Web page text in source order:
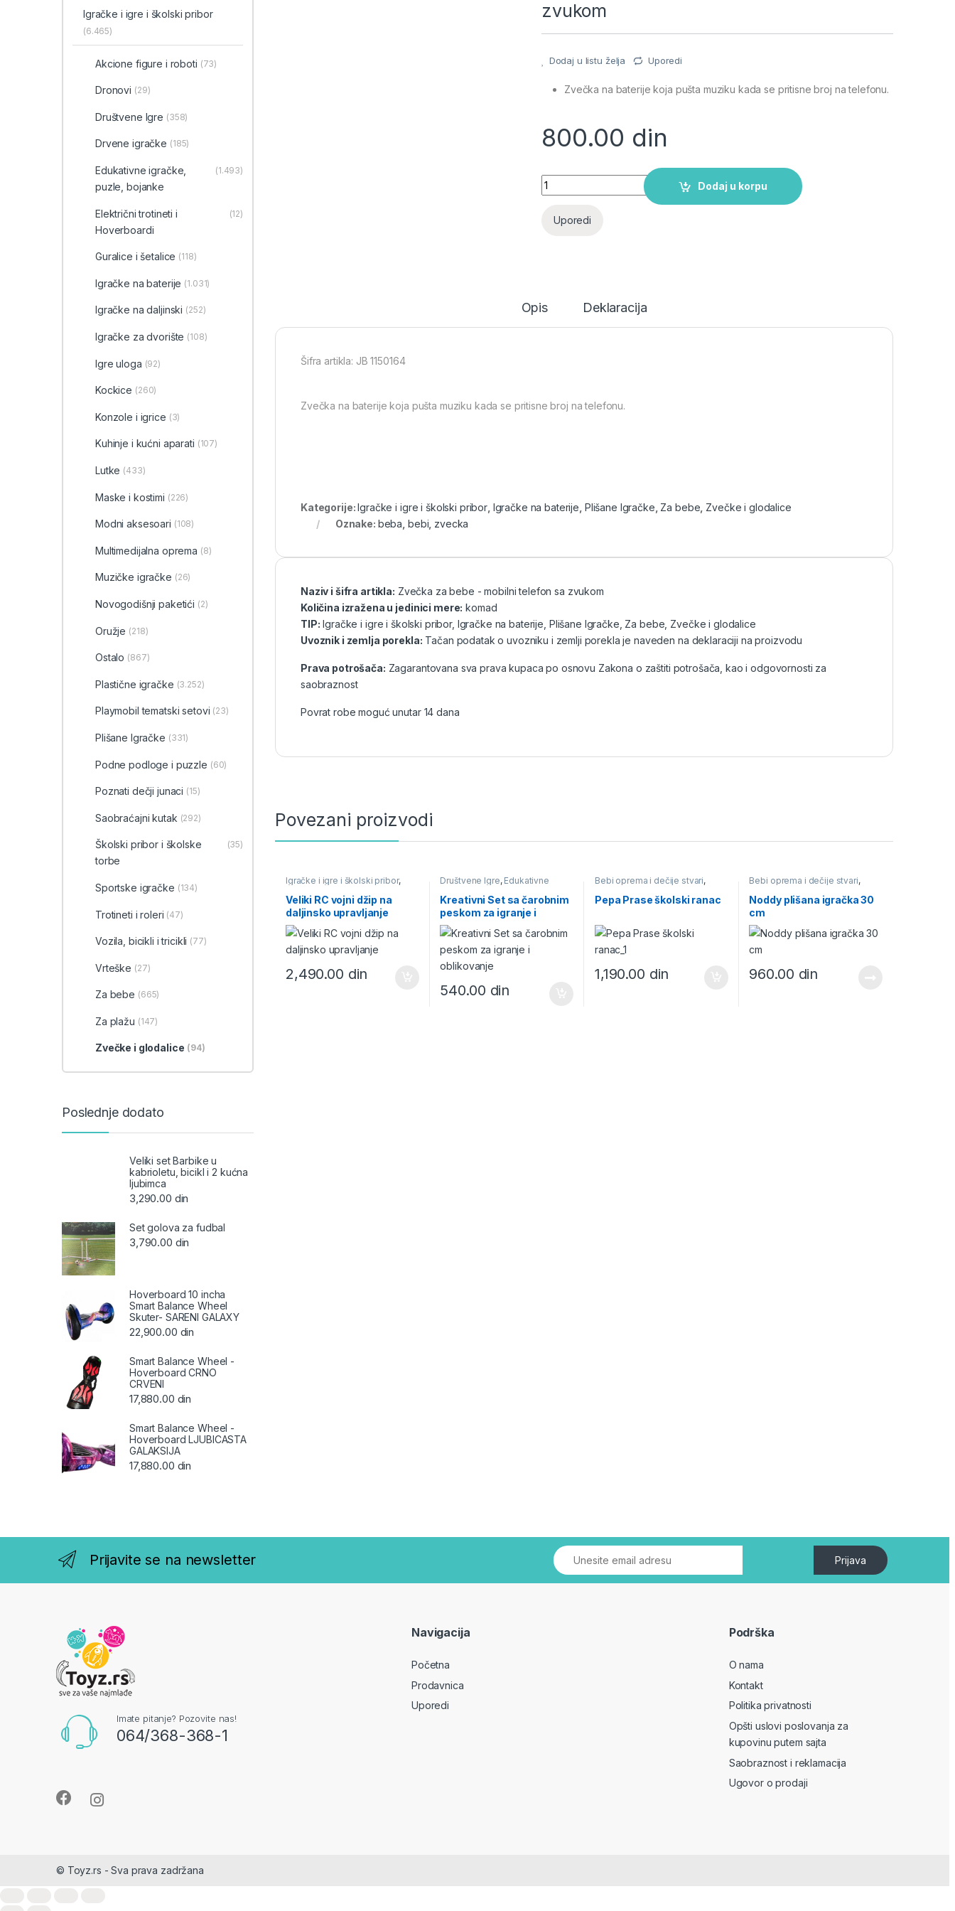
zvukom
Dodaj u listu želja Uporedi
Zvečka na baterije koja pušta muziku kada se pritisne broj na telefonu.
800.00 din
Zvečka za bebe - mobilni telefon sa zvukom quantity
Dodaj u korpu
Uporedi
Opis Deklaracija
Šifra artikla: JB 1150164
Zvečka na baterije koja pušta muziku kada se pritisne broj na telefonu.
Kategorije:Igračke i igre i školski pribor Igračke na baterije Plišane Igračke Za bebe Zvečke i glodalice
Oznake: beba bebi zvecka
Naziv i šifra artikla: Zvečka za bebe - mobilni telefon sa zvukom
Količina izražena u jedinici mere: komad
TIP: Igračke i igre i školski pribor, Igračke na baterije Plišane Igračke Za bebe Zvečke i glodalice
Uvoznik i zemlja porekla: Tačan podatak o uvozniku i zemlji porekla je naveden na deklaraciji na proizvodu
Prava potrošača: Zagarantovana sva prava kupaca po osnovu Zakona o zaštiti potrošača, kao i odgovornosti za
saobraznost
Povrat robe moguć unutar 14 dana
Povezani proizvodi
Igračke i igre i školski pribor,
daljinski,Plastične igračke
Veliki RC vojni džip na
daljinsko upravljanje
2,490.00 din
Društvene Igre, Edukativne
i igre i školski pribor
Kreativni Set sa čarobnim
peskom za igranje i
oblikovanje
540.00 din
Bebi oprema i dečije stvari,
Školski pribor i školske torbe,
Torbe i Rančevi za školu i vrtić
Pepa Prase školski ranac
1,190.00 din
Bebi oprema i dečije stvari,
Plišane Igračke
Noddy plišana igračka 30
cm
960.00 din
Igračke i igre i školski pribor
(6.465)
Akcione figure i roboti (73)
Dronovi (29)
Društvene Igre (358)
Drvene igračke (185)
Edukativne igračke,
puzle, bojanke
(1.493)
Električni trotineti i
Hoverboardi
(12)
Guralice i šetalice (118)
Igračke na baterije (1.031)
Igračke na daljinski (252)
‎Igračke za dvorište (108)
Igre uloga (92)
Kockice (260)
Konzole i igrice (3)
Kuhinje i kućni aparati (107)
Lutke (433)
Maske i kostimi (226)
Modni aksesoari (108)
Multimedijalna oprema (8)
Muzičke igračke (26)
Novogodišnji paketići (2)
Oružje (218)
Ostalo (867)
Plastične igračke (3.252)
Playmobil tematski setovi (23)
Plišane Igračke (331)
Podne podloge i puzzle (60)
Poznati dečji junaci (15)
Saobraćajni kutak (292)
Školski pribor i školske
torbe
(35)
Sportske igračke (134)
Trotineti i roleri (47)
Vozila, bicikli i tricikli (77)
Vrteške (27)
Za bebe (665)
Za plažu (147)
Zvečke i glodalice (94)
Poslednje dodato
Veliki set Barbike u
kabrioletu, bicikl i 2 kućna
ljubimca
3,290.00 din
Set golova za fudbal
3,790.00 din
Hoverboard 10 incha
Smart Balance Wheel
Skuter- SARENI GALAXY
22,900.00 din
Smart Balance Wheel -
Hoverboard CRNO
CRVENI
17,880.00 din
Smart Balance Wheel -
Hoverboard LJUBICASTA
GALAKSIJA
17,880.00 din
Prijavite se na newsletter
Imate pitanje? Pozovite nas!
064/368-368-1
Navigacija
Početna
Prodavnica
Uporedi
Podrška
O nama
Kontakt
Politika privatnosti
Opšti uslovi poslovanja za
kupovinu putem sajta
Saobraznost i reklamacija
Ugovor o prodaji
© Toyz.rs - Sva prava zadržana